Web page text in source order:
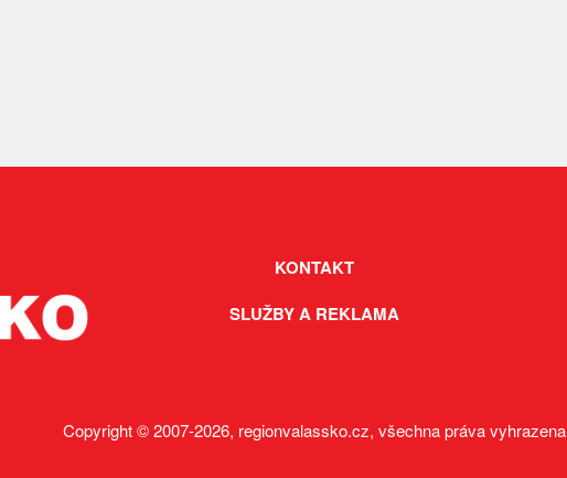
KONTAKT
SLUŽBY A REKLAMA
Copyright © 2007-2026, regionvalassko.cz, všechna práva vyhrazena